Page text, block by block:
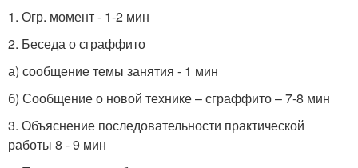
1. Огр. момент - 1-2 мин
2. Беседа о сграффито
а) сообщение темы занятия - 1 мин
б) Сообщение о новой технике – сграффито – 7-8 мин
3. Объяснение последовательности практической
работы 8 - 9 мин